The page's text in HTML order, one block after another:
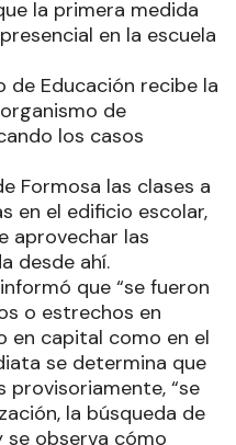
la primera medida
en la escuela
de Educación recibe la
de
los casos
Formosa las clases a
en el edificio escolar,
aprovechar las
desde ahí.
que “se fueron
o estrechos en
en capital como en el
se determina que
provisoriamente, “se
la búsqueda de
observa cómo